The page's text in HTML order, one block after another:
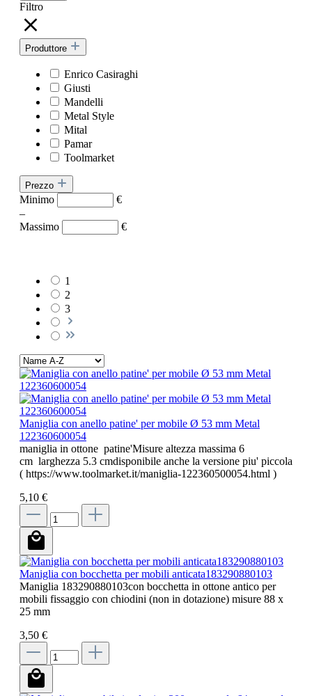
Filtro
Produttore
Enrico Casiraghi
Giusti
Mandelli
Metal Style
Mital
Pamar
Toolmarket
Prezzo
Minimo
€
–
Massimo
€
1
2
3
Maniglia con anello patine' per mobile Ø 53 mm Metal
122360600054
maniglia in ottone patine'Misure altezza massima 6
cm larghezza 5.3 cmdisponibile anche la versione piu' piccola
( https://www.toolmarket.it/maniglia-122360500054.html )
5,10 €
Maniglia con bocchetta per mobili anticata183290880103
Maniglia 183290880103con bocchetta in ottone antico per
mobili fissaggio con chiodini (non in dotazione) misure 88 x
25 mm
3,50 €